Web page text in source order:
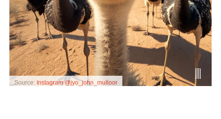
Source: Instagram @jyo_john_mulloor